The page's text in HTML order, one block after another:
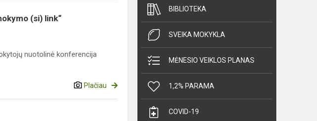
(si) link“
nuotolinė konferencija
Plačiau
BIBLIOTEKA
SVEIKA MOKYKLA
MĖNESIO VEIKLOS PLANAS
1,2% PARAMA
COVID-19